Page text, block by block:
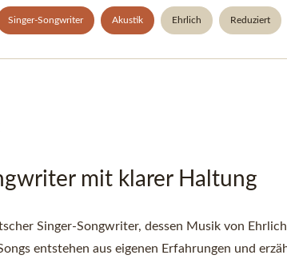
Singer-Songwriter Akustik Ehrlich Reduziert
mit klarer Haltung
Singer-Songwriter, dessen Musik von
entstehen aus eigenen Erfahrungen und